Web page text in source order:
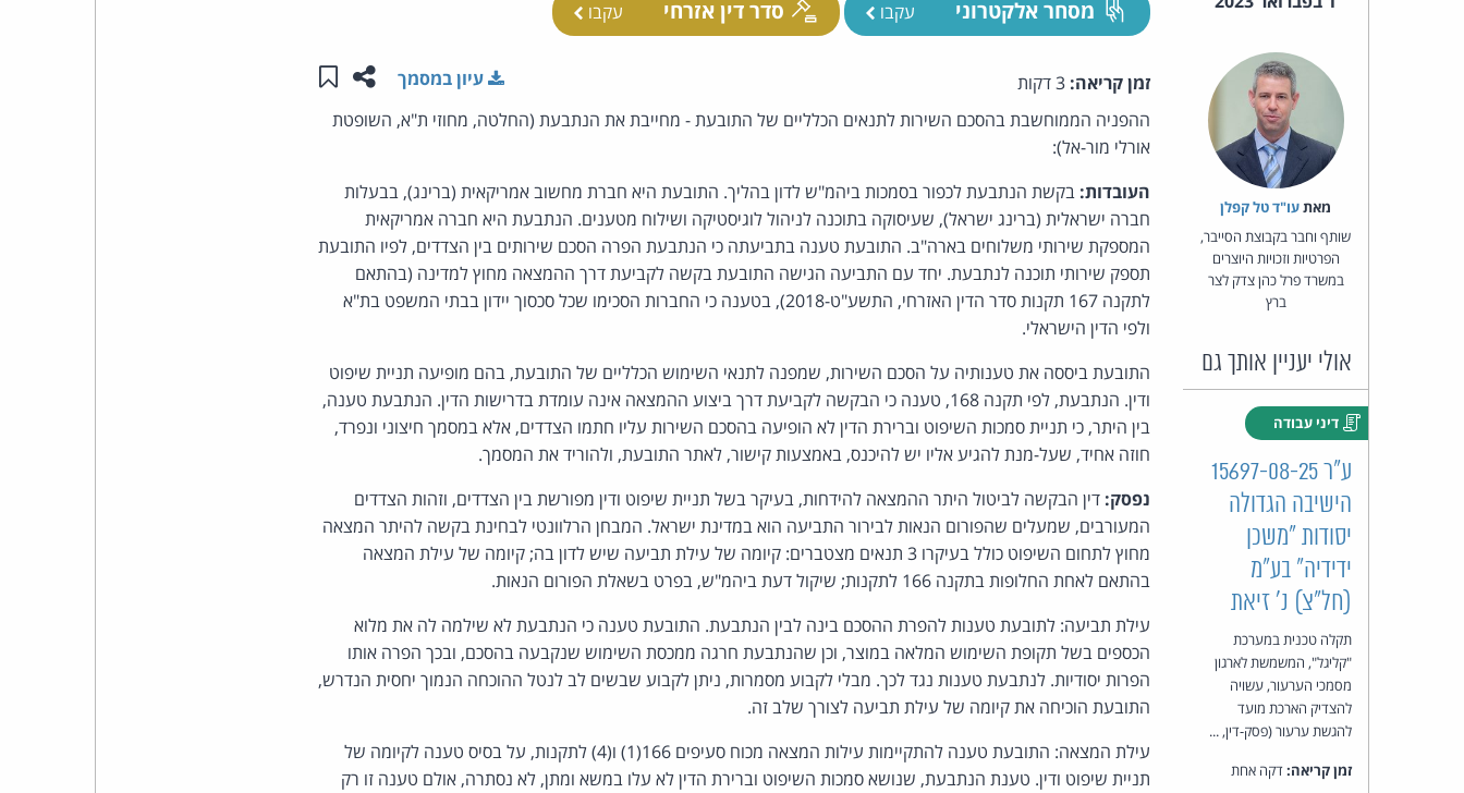
מסחר אלקטרוני עקבו סדר דין אזרחי עקבו
מאת‏עו"ד טל קפלן
שותף וחבר בקבוצת הסייבר,
הפרטיות וזכויות היוצרים
במשרד פרל כהן צדק לצר
ברץ
אולי יעניין אותך גם
דיני עבודה
ע"ר 15697-08-25
הישיבה הגדולה
יסודות "משכן
ידידיה" בע"מ
(חל"צ) נ' זיאת
תקלה טכנית במערכת
"קליגל", המשמשת לארגון
מסמכי הערעור, עשויה
להצדיק הארכת מועד
להגשת ערעור (פסק-דין, ...
זמן קריאה:דקה אחת
זמן קריאה: שתפו עמוד זה
שמור ב"תכנים שלי"
עיון במסמך
ההפניה הממוחשבת בהסכם השירות לתנאים הכלליים של התובעת - מחייבת את הנתבעת (החלטה, מחוזי ת"א, השופטת
אורלי מור-אל):
העובדות: בקשת הנתבעת לכפור בסמכות ביהמ"ש לדון בהליך. התובעת היא חברת מחשוב אמריקאית (ברינג), בבעלות
חברה ישראלית (ברינג ישראל), שעיסוקה בתוכנה לניהול לוגיסטיקה ושילוח מטענים. הנתבעת היא חברה אמריקאית
המספקת שירותי משלוחים בארה"ב. התובעת טענה בתביעתה כי הנתבעת הפרה הסכם שירותים בין הצדדים, לפיו התובעת
תספק שירותי תוכנה לנתבעת. יחד עם התביעה הגישה התובעת בקשה לקביעת דרך ההמצאה מחוץ למדינה (בהתאם
לתקנה 167 תקנות סדר הדין האזרחי, התשע"ט-2018), בטענה כי החברות הסכימו שכל סכסוך יידון בבתי המשפט בת"א
ולפי הדין הישראלי.
התובעת ביססה את טענותיה על הסכם השירות, שמפנה לתנאי השימוש הכלליים של התובעת, בהם מופיעה תניית שיפוט
ודין. הנתבעת, לפי תקנה 168, טענה כי הבקשה לקביעת דרך ביצוע ההמצאה אינה עומדת בדרישות הדין. הנתבעת טענה,
בין היתר, כי תניית סמכות השיפוט וברירת הדין לא הופיעה בהסכם השירות עליו חתמו הצדדים, אלא במסמך חיצוני ונפרד,
חוזה אחיד, שעל-מנת להגיע אליו יש להיכנס, באמצעות קישור, לאתר התובעת, ולהוריד את המסמך.
נפסק: דין הבקשה לביטול היתר ההמצאה להידחות, בעיקר בשל תניית שיפוט ודין מפורשת בין הצדדים, וזהות הצדדים
המעורבים, שמעלים שהפורום הנאות לבירור התביעה הוא במדינת ישראל. המבחן הרלוונטי לבחינת בקשה להיתר המצאה
מחוץ לתחום השיפוט כולל בעיקרו 3 תנאים מצטברים: קיומה של עילת תביעה שיש לדון בה; קיומה של עילת המצאה
בהתאם לאחת החלופות בתקנה 166 לתקנות; שיקול דעת ביהמ"ש, בפרט בשאלת הפורום הנאות.
עילת תביעה: לתובעת טענות להפרת ההסכם בינה לבין הנתבעת. התובעת טענה כי הנתבעת לא שילמה לה את מלוא
הכספים בשל תקופת השימוש המלאה במוצר, וכן שהנתבעת חרגה ממכסת השימוש שנקבעה בהסכם, ובכך הפרה אותו
הפרות יסודיות. לנתבעת טענות נגד לכך. מבלי לקבוע מסמרות, ניתן לקבוע שבשים לב לנטל ההוכחה הנמוך יחסית הנדרש,
התובעת הוכיחה את קיומה של עילת תביעה לצורך שלב זה.
עילת המצאה: התובעת טענה להתקיימות עילות המצאה מכוח סעיפים 166(1) ו(4) לתקנות, על בסיס טענה לקיומה של
תניית שיפוט ודין. טענת הנתבעת, שנושא סמכות השיפוט וברירת הדין לא עלו במשא ומתן, לא נסתרה, אולם טענה זו רק